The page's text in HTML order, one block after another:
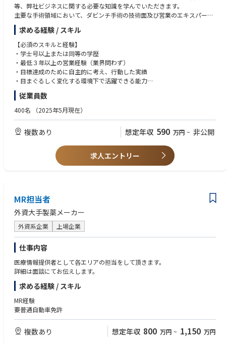
■ステークホルダーとのコミュニケーション
開発、デザイン、カスタマーサクセス、カスタマーサポート、マーケティ
ングチームなど多様なチームとの連携を通じたプロジェクト推進を担いま
す（同社では海外拠点にもデザインチーム、マーケティングチームのメン
バーが在籍しています）。
ユーザーやコミュニティとの対話（インタビュー、ユーザーフィードバッ
ク）を通じたニーズの把握を進めます。
の資格（PMP等）
等、弊社ビジネスに関する必要な知識を学んでいただきます。
主要な手術領域において、ダビンチ手術の技術面及び営業のエキスパート
となるためのトレーニングを受け、配属されたエリアでの営業活動を通し
てシステム導入後の稼働率を最大化するサポートを行います。
基本的な職務
• 医師や医療スタッフに対して、ダビンチ手術テクノロジートレーニング
パスウェイ（初症例を実施される前に修了いただくことが必須となるトレ
ーニングプログラム）とスキルアップ過程について説明する。
• 医師や医療スタッフに対して、オンサイトトレーニング（実機を使用し
研修）を実施する。
• 担当施設全診療科のTR100トレーニング（ダビンチ執刀医が認定証取得
のために行うラボトレーニング）の練習を担当する。
• 医師や医療スタッフに対して、製品のデモンストレーションやインサー
ビス（製品の説明と実際にシステムを触りながら理解していただく）を主
• システムを使用した手術に立会い、製品の安全使用のためにサポートす
式の採用に繋がる営業活動、マーケティング活動のサポートやコーディネ
ーションを行う。
• 日報（営業・症例報告、営業活動の結果）や経費精算、社内オンライン
トレーニングや社内システムを使用した事務処理を行う。
求める経験 / スキル
【必須のスキルと経験】
・学士号以上または同等の学歴
・最低３年以上の営業経験（業界問わず）
・目標達成のために自主的に考え、行動した実績
・目まぐるしく変化する環境下で活躍できる能力
・誠実さ、素直さを兼ね備え、責任感を持った行動ができる方
・MS Office（Excel/Word/PPT）の基礎的な知識
・日本語ネイティブ、もしくはN1相当レベル
【望ましいスキルと経験】
・医療業界、特に医療機器業界経験者
従業員数
400名 （2025年5月現在）
複数あり 想定年収 590 万円 ~ 非公開
求人エントリー
MR担当者
外資大手製薬メーカー
外資系企業 上場企業
仕事内容
医療情報提供者として各エリアの担当をして頂きます。
詳細は面談にてお伝えします。
求める経験 / スキル
MR経験
要普通自動車免許
複数あり 想定年収 800 万円 ~ 1,150 万円